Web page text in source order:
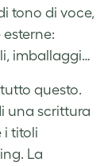
tono di voce,
imballaggi…
questo.
una scrittura
i titoli
La